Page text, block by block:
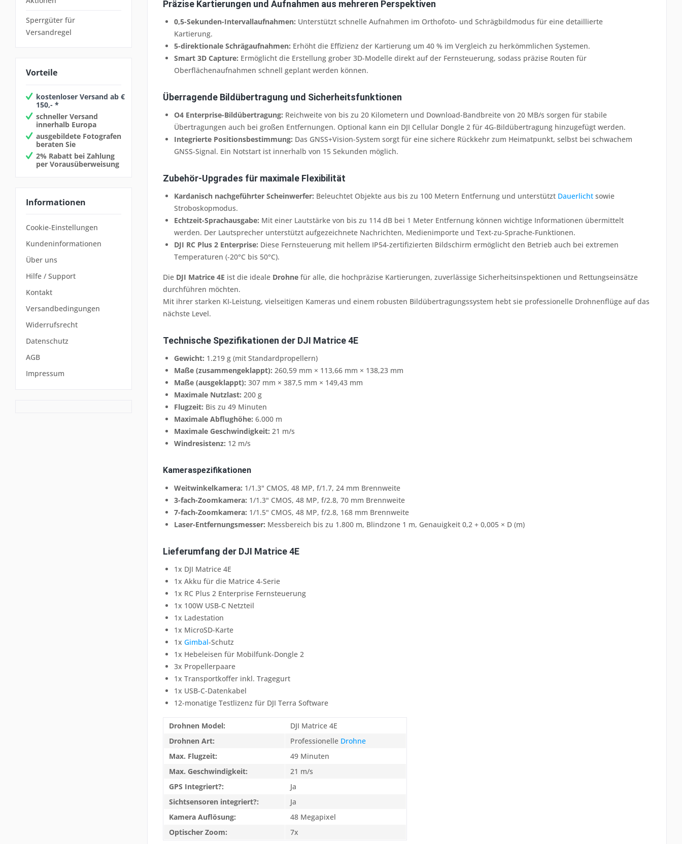
Sperrgüter für
Versandregel
Vorteile
kostenloser Versand ab €
150,- *
schneller Versand
innerhalb Europa
ausgebildete Fotografen
beraten Sie
2% Rabatt bei Zahlung
per Vorausüberweisung
Informationen
Cookie-Einstellungen
Kundeninformationen
Über uns
Hilfe / Support
Kontakt
Versandbedingungen
Widerrufsrecht
Datenschutz
AGB
Impressum
Präzise Kartierungen und Aufnahmen aus mehreren Perspektiven
0,5-Sekunden-Intervallaufnahmen: Unterstützt schnelle Aufnahmen im Orthofoto- und Schrägbildmodus für eine detaillierte
Kartierung.
5-direktionale Schrägaufnahmen: Erhöht die Effizienz der Kartierung um 40 % im Vergleich zu herkömmlichen Systemen.
Smart 3D Capture: Ermöglicht die Erstellung grober 3D-Modelle direkt auf der Fernsteuerung, sodass präzise Routen für
Oberflächenaufnahmen schnell geplant werden können.
Überragende Bildübertragung und Sicherheitsfunktionen
O4 Enterprise-Bildübertragung: Reichweite von bis zu 20 Kilometern und Download-Bandbreite von 20 MB/s sorgen für stabile
Übertragungen auch bei großen Entfernungen. Optional kann ein DJI Cellular Dongle 2 für 4G-Bildübertragung hinzugefügt werden.
Integrierte Positionsbestimmung: Das GNSS+Vision-System sorgt für eine sichere Rückkehr zum Heimatpunkt, selbst bei schwachem
GNSS-Signal. Ein Notstart ist innerhalb von 15 Sekunden möglich.
Zubehör-Upgrades für maximale Flexibilität
Kardanisch nachgeführter Scheinwerfer: Beleuchtet Objekte aus bis zu 100 Metern Entfernung und unterstützt Dauerlicht sowie
Stroboskopmodus.
Echtzeit-Sprachausgabe: Mit einer Lautstärke von bis zu 114 dB bei 1 Meter Entfernung können wichtige Informationen übermittelt
werden. Der Lautsprecher unterstützt aufgezeichnete Nachrichten, Medienimporte und Text-zu-Sprache-Funktionen.
DJI RC Plus 2 Enterprise: Diese Fernsteuerung mit hellem IP54-zertifizierten Bildschirm ermöglicht den Betrieb auch bei extremen
Temperaturen (-20°C bis 50°C).
Die DJI Matrice 4E ist die ideale Drohne für alle, die hochpräzise Kartierungen, zuverlässige Sicherheitsinspektionen und Rettungseinsätze
durchführen möchten.
Mit ihrer starken KI-Leistung, vielseitigen Kameras und einem robusten Bildübertragungssystem hebt sie professionelle Drohnenflüge auf das
nächste Level.
Technische Spezifikationen der DJI Matrice 4E
Gewicht: 1.219 g (mit Standardpropellern)
Maße (zusammengeklappt): 260,59 mm × 113,66 mm × 138,23 mm
Maße (ausgeklappt): 307 mm × 387,5 mm × 149,43 mm
Maximale Nutzlast: 200 g
Flugzeit: Bis zu 49 Minuten
Maximale Abflughöhe: 6.000 m
Maximale Geschwindigkeit: 21 m/s
Windresistenz: 12 m/s
Kameraspezifikationen
Weitwinkelkamera: 1/1.3" CMOS, 48 MP, f/1.7, 24 mm Brennweite
3-fach-Zoomkamera: 1/1.3" CMOS, 48 MP, f/2.8, 70 mm Brennweite
7-fach-Zoomkamera: 1/1.5" CMOS, 48 MP, f/2.8, 168 mm Brennweite
Laser-Entfernungsmesser: Messbereich bis zu 1.800 m, Blindzone 1 m, Genauigkeit 0,2 + 0,005 × D (m)
Lieferumfang der DJI Matrice 4E
1x DJI Matrice 4E
1x Akku für die Matrice 4-Serie
1x RC Plus 2 Enterprise Fernsteuerung
1x 100W USB-C Netzteil
1x Ladestation
1x MicroSD-Karte
1x Gimbal-Schutz
1x Hebeleisen für Mobilfunk-Dongle 2
3x Propellerpaare
1x Transportkoffer inkl. Tragegurt
1x USB-C-Datenkabel
12-monatige Testlizenz für DJI Terra Software
Drohnen Model:
DJI Matrice 4E
Drohnen Art:
Professionelle Drohne
Max. Flugzeit:
49 Minuten
Max. Geschwindigkeit:
21 m/s
GPS Integriert?:
Ja
Sichtsensoren integriert?:
Ja
Kamera Auflösung:
48 Megapixel
Optischer Zoom:
7x